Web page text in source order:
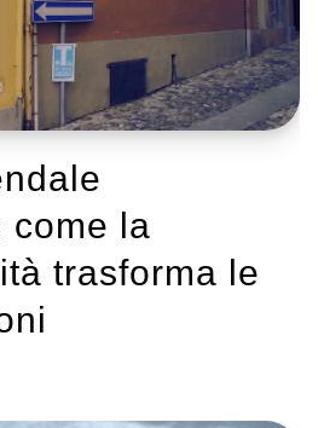
come la
trasforma le